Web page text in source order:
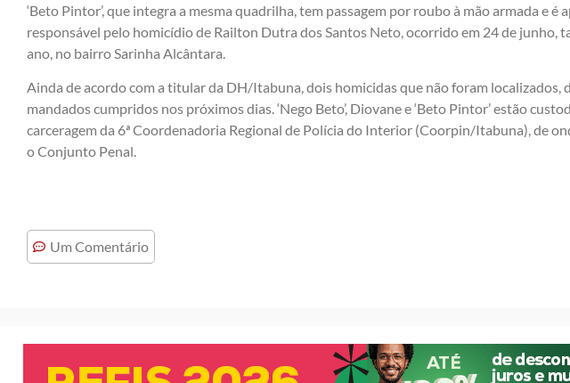
‘Beto Pintor’, que integra a mesma quadrilha, tem passagem por roubo à mão armada e é
responsável pelo homicídio de Railton Dutra dos Santos Neto, ocorrido em 24 de junho,
ano, no bairro Sarinha Alcântara.
Ainda de acordo com a titular da DH/Itabuna, dois homicidas que não foram localizados,
mandados cumpridos nos próximos dias. ‘Nego Beto’, Diovane e ‘Beto Pintor’ estão
carceragem da 6ª Coordenadoria Regional de Polícia do Interior (Coorpin/Itabuna), de
o Conjunto Penal.
Um Comentário